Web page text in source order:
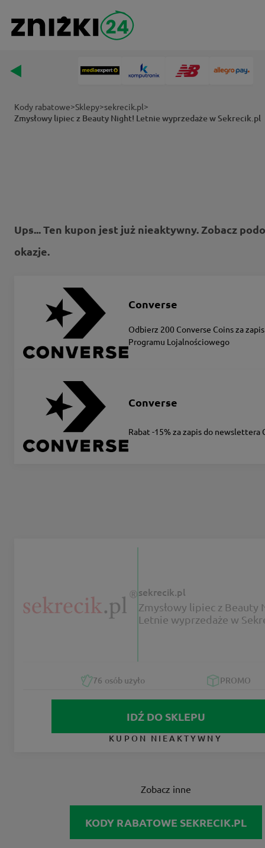
Kody rabatowe>Sklepy>sekrecik.pl>
Zmysłowy lipiec z Beauty Night! Letnie wyprzedaże w Sekrecik.pl
Ups... Ten kupon jest już nieaktywny. Zobacz
okazje.
Converse
Odbierz 200 Converse Coins za
Programu Lojalnościowego
Converse
Rabat -15% za zapis do newslettera
sekrecik.pl
Zmysłowy lipiec z Beauty
Letnie wyprzedaże w
76 osób użyło PROMO
IDŹ DO SKLEPU
KUPON NIEAKTYWNY
Zobacz inne
KODY RABATOWE SEKRECIK.PL